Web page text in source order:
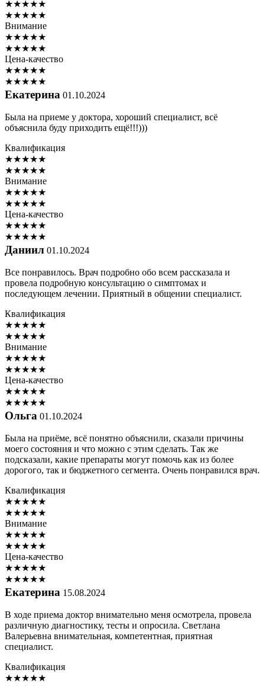
★★★★★
★★★★★
Внимание
★★★★★
★★★★★
Цена-качество
★★★★★
★★★★★
Екатерина 01.10.2024
Была на приеме у доктора, хороший специалист, всё
объяснила буду приходить ещё!!!)))
Квалификация
★★★★★
★★★★★
Внимание
★★★★★
★★★★★
Цена-качество
★★★★★
★★★★★
Даниил 01.10.2024
Все понравилось. Врач подробно обо всем рассказала и
провела подробную консультацию о симптомах и
последующем лечении. Приятный в общении специалист.
Квалификация
★★★★★
★★★★★
Внимание
★★★★★
★★★★★
Цена-качество
★★★★★
★★★★★
Ольга 01.10.2024
Была на приёме, всё понятно объяснили, сказали причины
моего состояния и что можно с этим сделать. Так же
подсказали, какие препараты могут помочь как из более
дорогого, так и бюджетного сегмента. Очень понравился врач.
Квалификация
★★★★★
★★★★★
Внимание
★★★★★
★★★★★
Цена-качество
★★★★★
★★★★★
Екатерина 15.08.2024
В ходе приема доктор внимательно меня осмотрела, провела
различную диагностику, тесты и опросила. Светлана
Валерьевна внимательная, компетентная, приятная
специалист.
Квалификация
★★★★★